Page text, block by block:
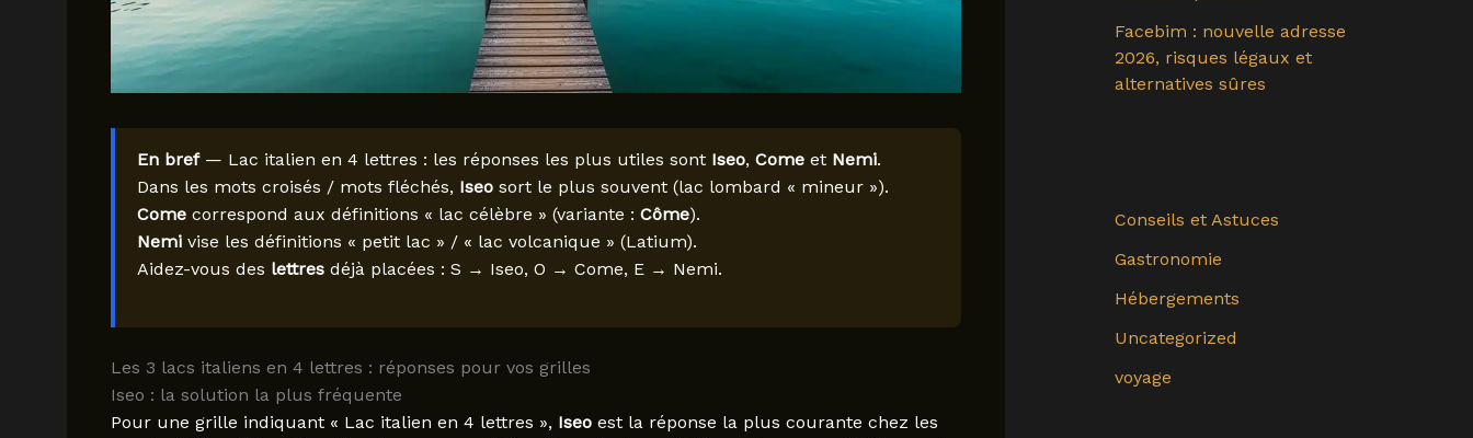
En bref— Lac italien en 4 lettres : les réponses les plus utiles sont Iseo, Comeet Nemi.
Dans les mots croisés / mots fléchés, Iseosort le plus souvent (lac lombard « mineur »).
Comecorrespond aux définitions « lac célèbre » (variante : Côme).
Nemivise les définitions « petit lac » / « lac volcanique » (Latium).
Aidez-vous des lettresdéjà placées : S → Iseo, O → Come, E → Nemi.
Les 3 lacs italiens en 4 lettres : réponses pour vos grilles
Iseo : la solution la plus fréquente
Pour une grille indiquant « Lac italien en 4 lettres », Iseoest la réponse la plus courante chez les
Facebim : nouvelle adresse
2026, risques légaux et
alternatives sûres
Conseils et Astuces
Gastronomie
Hébergements
Uncategorized
voyage